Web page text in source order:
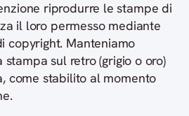
riprodurre le stampe di
il loro permesso mediante
copyright. Manteniamo
sul retro (grigio o oro)
come stabilito al momento